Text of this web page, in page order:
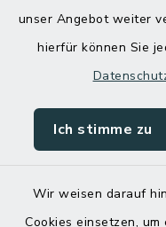
unser Angebot weiter
hierfür können Sie
Ich stimme zu
Wir weisen darauf
Cookies einsetzen,